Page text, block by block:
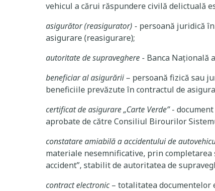
vehicul a cărui răspundere civilă delictuală
asigurător (reasigurator) - persoană juridică
asigurare (reasigurare);
autoritate de supraveghere - Banca Națională
beneficiar al asigurării– persoană fizică sau
beneficiile prevăzute în contractul de
certificat de asigurare „Carte Verde”-
aprobate de către Consiliul Birourilor
constatare amiabilă a accidentului de
materiale nesemnificative, prin
accident”, stabilit de autoritatea de
contract electronic– totalitatea documentelor